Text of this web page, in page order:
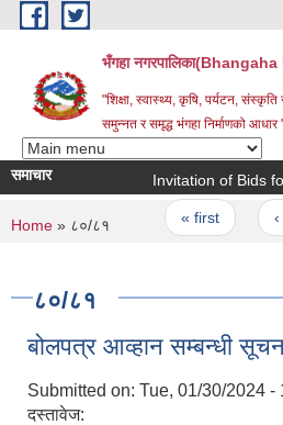
Skip to main content
भँगहा
"शिक्षा, स्वास्थ्य, कृषि, पर्यटन, संस्कृति
समुन्नत र समृद्ध भंगहा निर्माणको आधार
समाचार Invitation of Bids for
Pages
« first ‹
You are here
Home » ८०/८१
८०/८१
बोलपत्र आव्हान सम्बन्धी
Submitted on: Tue, 01/30/2024 -
दस्तावेज: